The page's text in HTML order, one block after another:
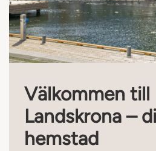
Välkommen till
Landskrona –
hemstad